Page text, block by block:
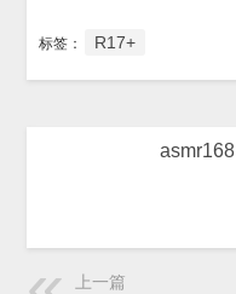
标签： R17+
asmr168
上一篇